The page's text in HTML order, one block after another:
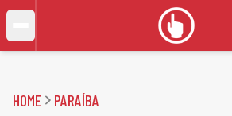
HOME PARAÍBA